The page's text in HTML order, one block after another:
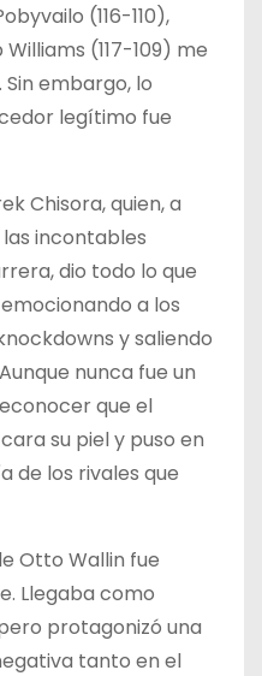
(116-110),
(117-109) me
embargo, lo
legítimo fue
Chisora, quien, a
las incontables
dio todo lo que
a los
y saliendo
nunca fue un
que el
su piel y puso en
de los rivales que
Otto Wallin fue
Llegaba como
protagonizó una
tanto en el